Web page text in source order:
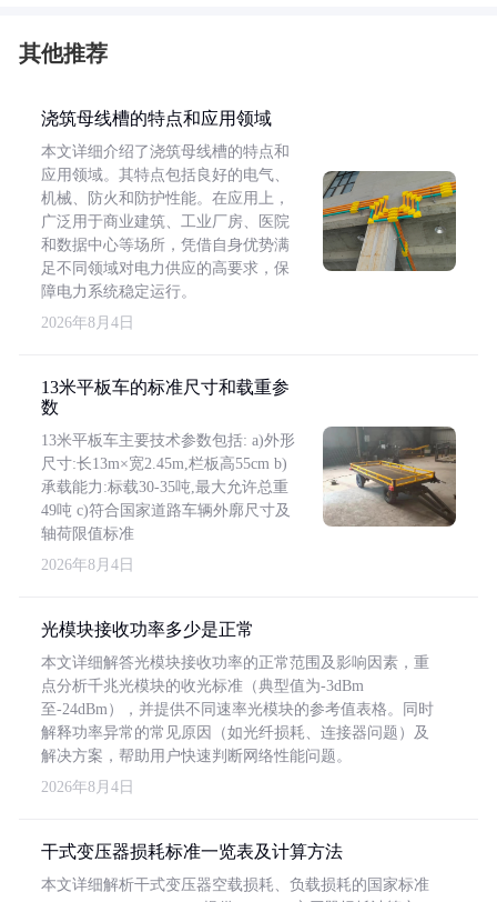
其他推荐
浇筑母线槽的特点和应用领域
本文详细介绍了浇筑母线槽的特点和
应用领域。其特点包括良好的电气、
机械、防火和防护性能。在应用上，
广泛用于商业建筑、工业厂房、医院
和数据中心等场所，凭借自身优势满
足不同领域对电力供应的高要求，保
障电力系统稳定运行。
2026年8月4日
13米平板车的标准尺寸和载重参
数
13米平板车主要技术参数包括: a)外形
尺寸:长13m×宽2.45m,栏板高55cm b)
承载能力:标载30-35吨,最大允许总重
49吨 c)符合国家道路车辆外廓尺寸及
轴荷限值标准
2026年8月4日
光模块接收功率多少是正常
本文详细解答光模块接收功率的正常范围及影响因素，重
点分析千兆光模块的收光标准（典型值为-3dBm
至-24dBm），并提供不同速率光模块的参考值表格。同时
解释功率异常的常见原因（如光纤损耗、连接器问题）及
解决方案，帮助用户快速判断网络性能问题。
2026年8月4日
干式变压器损耗标准一览表及计算方法
本文详细解析干式变压器空载损耗、负载损耗的国家标准